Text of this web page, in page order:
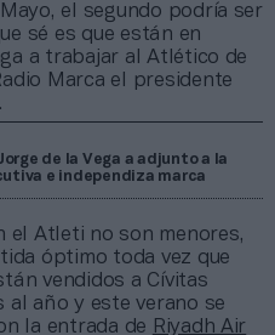
el segundo podría ser
sé es que están en
a trabajar al Atlético de
Marca el presidente
de la Vega a adjunto a la
e independiza marca
el Atleti no son menores,
óptimo toda vez que
vendidos a Cívitas
al año y este verano se
la entrada de Riyadh Air